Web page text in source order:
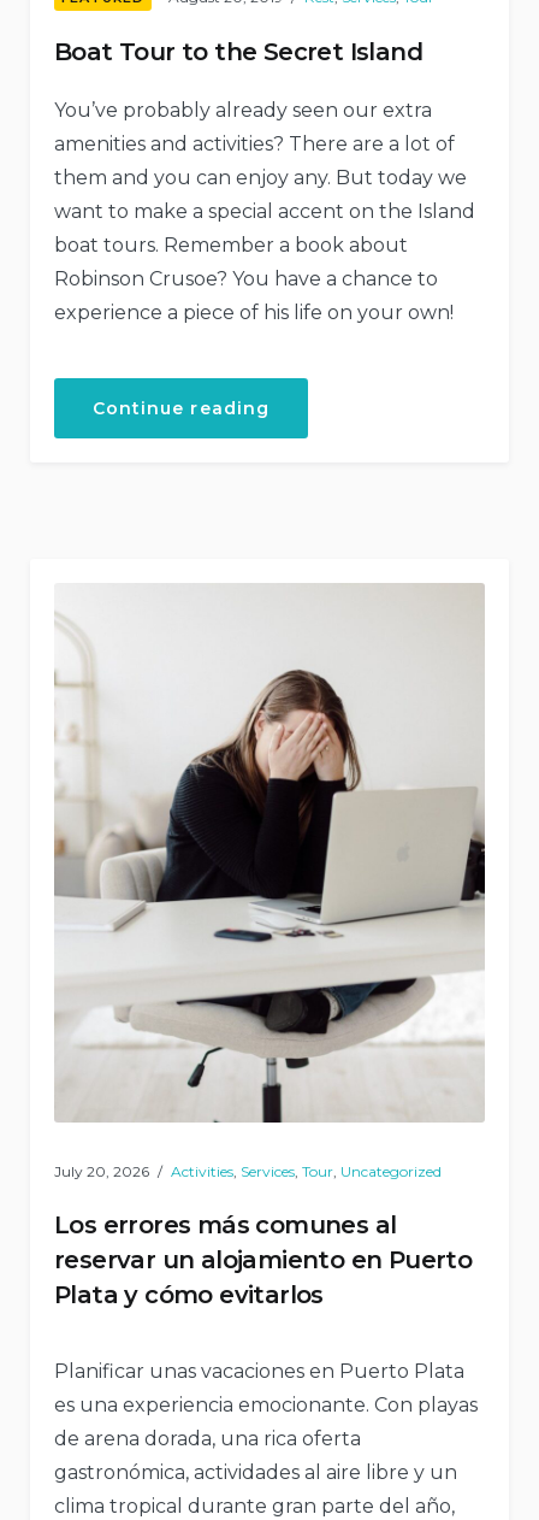
Boat Tour to the Secret Island
You’ve probably already seen our extra
amenities and activities? There are a lot of
them and you can enjoy any. But today we
want to make a special accent on the Island
boat tours. Remember a book about
Robinson Crusoe? You have a chance to
experience a piece of his life on your own!
Continue reading
to
July 20, 2026 Activities Services Tour Uncategorized
Los errores más comunes al
reservar un alojamiento en Puerto
Plata y cómo evitarlos
Planificar unas vacaciones en Puerto Plata
es una experiencia emocionante. Con playas
de arena dorada, una rica oferta
gastronómica, actividades al aire libre y un
clima tropical durante gran parte del año,